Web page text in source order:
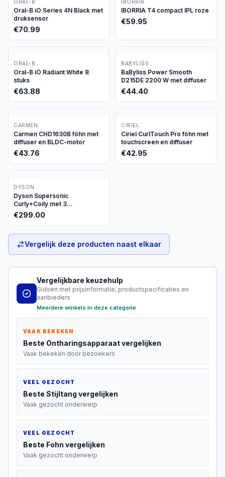
ORAL-B
Oral-B iO Series 4N Black met
druksensor
€70.99
IBORRIA
IBORRIA T4 compact IPL roze
€59.95
ORAL-B
Oral-B iO Radiant White 8
stuks
€63.88
BABYLISS
BaByliss Power Smooth
D215DE 2200 W met diffuser
€44.40
CARMEN
Carmen CHD1630B föhn met
diffuser en BLDC-motor
€43.76
CIRIEL
Ciriel CurlTouch Pro föhn met
touchscreen en diffuser
€42.95
DYSON
Dyson Supersonic
Curly+Coily met 3
opzetstukken
€299.00
Vergelijk deze producten naast elkaar
Vergelijkbare keuzehulp
Gidsen met prijsinformatie, productspecificaties en
aanbieders
Meerdere winkels in deze categorie
VAAK BEKEKEN
Beste Ontharingsapparaatvergelijken
Vaak bekeken door bezoekers
VEEL GEZOCHT
Beste Stijltang vergelijken
Vaak gezocht onderwerp
VEEL GEZOCHT
Beste Fohn vergelijken
Vaak gezocht onderwerp